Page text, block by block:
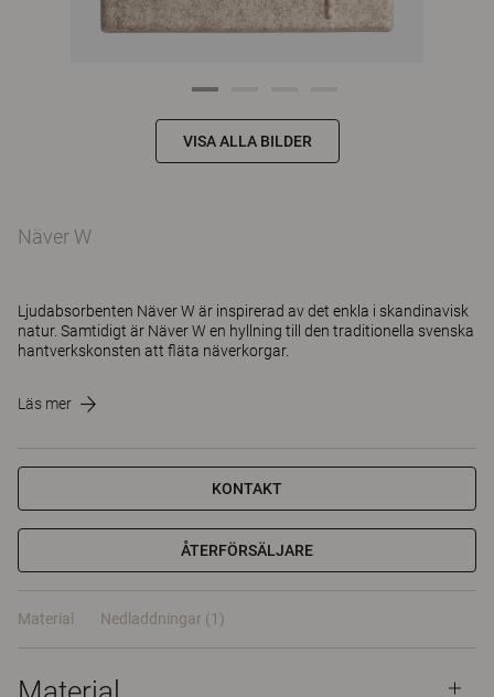
VISA ALLA BILDER
Näver W
Ljudabsorbenten Näver W är inspirerad av det enkla i skandinavisk
natur. Samtidigt är Näver W en hyllning till den traditionella svenska
hantverkskonsten att fläta näverkorgar.
Läs mer
KONTAKT
ÅTERFÖRSÄLJARE
Material Nedladdningar (1)